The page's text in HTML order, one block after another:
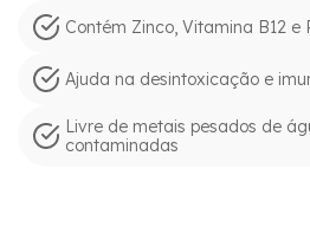
Contém Zinco, Vitamina B12 e
Ajuda na desintoxicação e
Livre de metais pesados de
contaminadas